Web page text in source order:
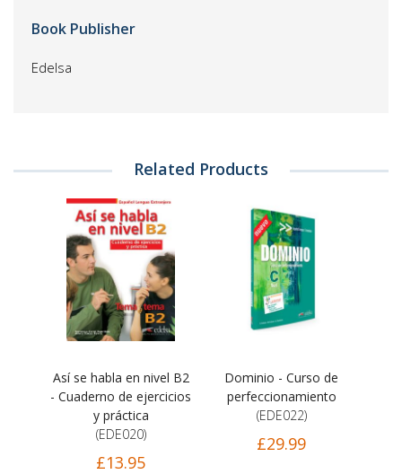
Book Publisher
Edelsa
Related Products
Así se habla en nivel B2
- Cuaderno de ejercicios
y práctica
(EDE020)
£13.95
Dominio - Curso de
perfeccionamiento
(EDE022)
£29.99